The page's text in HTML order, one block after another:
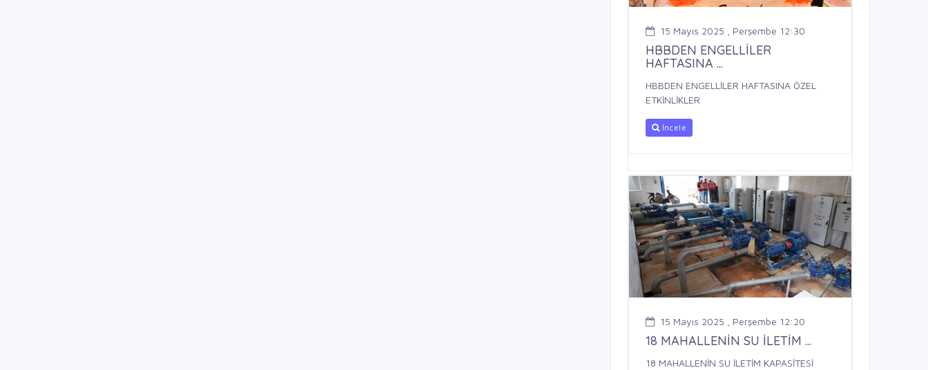
15 Mayıs 2025 , Perşembe 12:30
HBBDEN ENGELLİLER
HAFTASINA ...
HBBDEN ENGELLİLER HAFTASINA ÖZEL
ETKİNLİKLER
İncele
15 Mayıs 2025 , Perşembe 12:20
18 MAHALLENİN SU İLETİM ...
18 MAHALLENİN SU İLETİM KAPASİTESİ